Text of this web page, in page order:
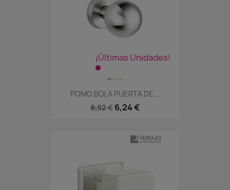
¡Últimas Unidades!
POMO BOLA PUERTA DE...
8,92 € 6,24 €